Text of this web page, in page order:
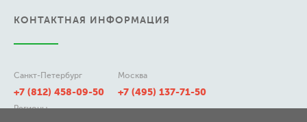
КОНТАКТНАЯ ИНФОРМАЦИЯ
Санкт-Петербург
+7 (812) 458-09-50
Москва
+7 (495) 137-71-50
Регионы